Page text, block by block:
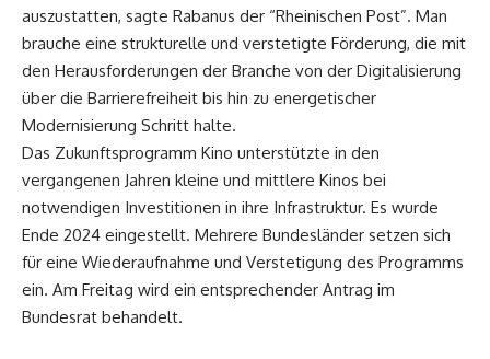
auszustatten, sagte Rabanus der “Rheinischen Post”. Man
brauche eine strukturelle und verstetigte Förderung, die mit
den Herausforderungen der Branche von der Digitalisierung
über die Barrierefreiheit bis hin zu energetischer
Modernisierung Schritt halte.
Das Zukunftsprogramm Kino unterstützte in den
vergangenen Jahren kleine und mittlere Kinos bei
notwendigen Investitionen in ihre Infrastruktur. Es wurde
Ende 2024 eingestellt. Mehrere Bundesländer setzen sich
für eine Wiederaufnahme und Verstetigung des Programms
ein. Am Freitag wird ein entsprechender Antrag im
Bundesrat behandelt.